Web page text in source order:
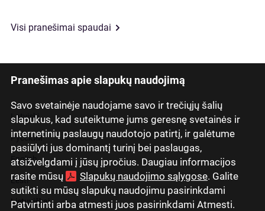
Pranešimas apie slapukų naudojimą
Savo svetainėje naudojame savo ir trečiųjų šalių
slapukus, kad suteiktume jums geresnę svetainės ir
internetinių paslaugų naudotojo patirtį, ir galėtume
pasiūlyti jus dominantį turinį bei paslaugas,
atsižvelgdami į jūsų įpročius. Daugiau informacijos
rasite mūsų
Slapukų naudojimo sąlygose. Galite
sutikti su mūsų slapukų naudojimu pasirinkdami
Patvirtinti arba atmesti juos pasirinkdami Atmesti.
Visi pranešimai spaudai
Latviski
Русский
English
Eesti
Lietuviškai